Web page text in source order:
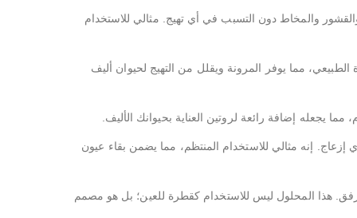
والمخاط دون التسبب في أي تهيج. مثالي للاستخدام
مما يوفر المرونة ويقلل من التهيج لحيوان أليف
إضافة رائعة لروتين العناية بحيوانك الأليف.
إنه مثالي للاستخدام المنتظم، مما يضمن بقاء عيون
هذا المحلول ليس للاستخدام كقطرة للعين؛ بل هو مصمم